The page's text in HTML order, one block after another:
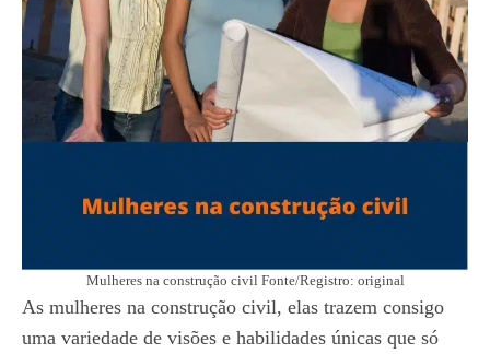
Mulheres na construção civil Fonte/Registro: original
As mulheres na construção civil, elas trazem consigo
uma variedade de visões e habilidades únicas que só